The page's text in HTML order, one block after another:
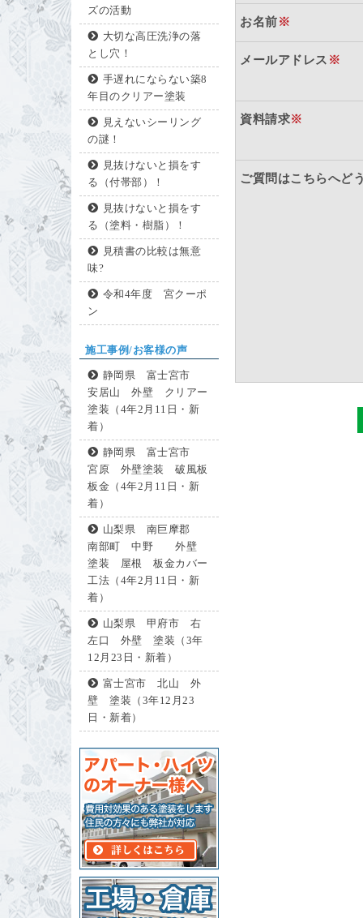
ズの活動
大切な高圧洗浄の落
とし穴！
手遅れにならない築8
年目のクリアー塗装
見えないシーリング
の謎！
見抜けないと損をす
る（付帯部）！
見抜けないと損をす
る（塗料・樹脂）！
見積書の比較は無意
味?
令和4年度 宮クーポ
ン
施工事例/お客様の声
静岡県 富士宮市
安居山 外壁 クリアー
塗装（4年2月11日・新
着）
静岡県 富士宮市
宮原 外壁塗装 破風板
板金（4年2月11日・新
着）
山梨県 南巨摩郡
南部町 中野 外壁
塗装 屋根 板金カバー
工法（4年2月11日・新
着）
山梨県 甲府市 右
左口 外壁 塗装（3年
12月23日・新着）
富士宮市 北山 外
壁 塗装（3年12月23
日・新着）
お名前※
メールアドレス ※
資料請求※
ご質問はこちらへど